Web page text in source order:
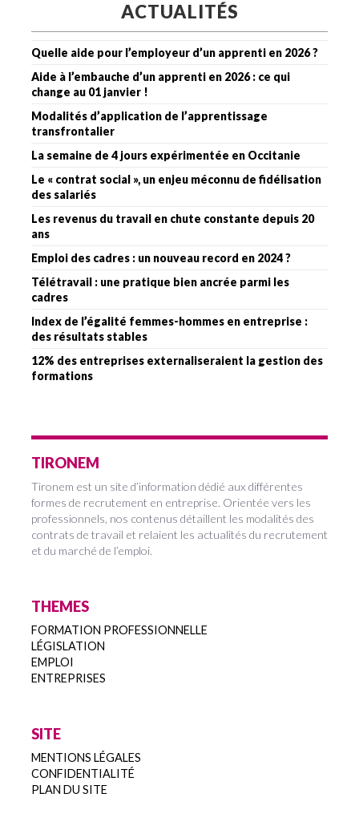
ACTUALITÉS
Quelle aide pour l’employeur d’un apprenti en 2026 ?
Aide à l’embauche d’un apprenti en 2026 : ce qui
change au 01 janvier !
Modalités d’application de l’apprentissage
transfrontalier
La semaine de 4 jours expérimentée en Occitanie
Le « contrat social », un enjeu méconnu de fidélisation
des salariés
Les revenus du travail en chute constante depuis 20
ans
Emploi des cadres : un nouveau record en 2024 ?
Télétravail : une pratique bien ancrée parmi les
cadres
Index de l’égalité femmes-hommes en entreprise :
des résultats stables
12% des entreprises externaliseraient la gestion des
formations
TIRONEM
Tironem est un site d’information dédié aux différentes
formes de recrutement en entreprise. Orientée vers les
professionnels, nos contenus détaillent les modalités des
contrats de travail et relaient les actualités du recrutement
et du marché de l’emploi.
THEMES
FORMATION PROFESSIONNELLE
LÉGISLATION
EMPLOI
ENTREPRISES
SITE
MENTIONS LÉGALES
CONFIDENTIALITÉ
PLAN DU SITE